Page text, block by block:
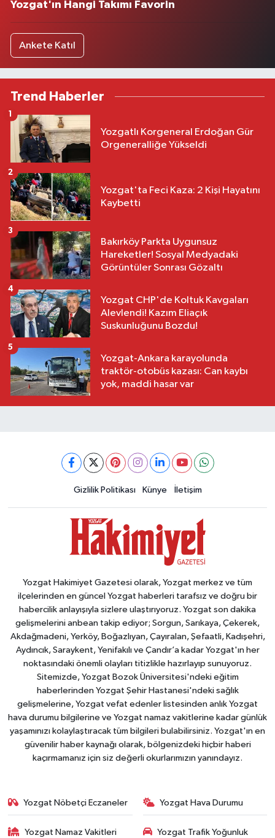
Yozgat'ın Hangi Takımı Favorin
Ankete Katıl
Trend Haberler
Yozgatlı Korgeneral Erdoğan Gür
Orgeneralliğe Yükseldi
1
Yozgat'ta Feci Kaza: 2 Kişi Hayatını
Kaybetti
2
Bakırköy Parkta Uygunsuz
Hareketler! Sosyal Medyadaki
Görüntüler Sonrası Gözaltı
3
Yozgat CHP'de Koltuk Kavgaları
Alevlendi! Kazım Eliaçık
Suskunluğunu Bozdu!
4
Yozgat-Ankara karayolunda
traktör-otobüs kazası: Can kaybı
yok, maddi hasar var
5
Gizlilik Politikası Künye İletişim
Yozgat Hakimiyet Gazetesi olarak, Yozgat merkez ve tüm
ilçelerinden en güncel Yozgat haberleri tarafsız ve doğru bir
habercilik anlayışıyla sizlere ulaştırıyoruz. Yozgat son dakika
gelişmelerini anbean takip ediyor; Sorgun, Sarıkaya, Çekerek,
Akdağmadeni, Yerköy, Boğazlıyan, Çayıralan, Şefaatli, Kadışehri,
Aydıncık, Saraykent, Yenifakılı ve Çandır’a kadar Yozgat'ın her
noktasındaki önemli olayları titizlikle hazırlayıp sunuyoruz.
Sitemizde, Yozgat Bozok Üniversitesi'ndeki eğitim
haberlerinden Yozgat Şehir Hastanesi'ndeki sağlık
gelişmelerine, Yozgat vefat edenler listesinden anlık Yozgat
hava durumu bilgilerine ve Yozgat namaz vakitlerine kadar günlük
yaşamınızı kolaylaştıracak tüm bilgileri bulabilirsiniz. Yozgat'ın en
güvenilir haber kaynağı olarak, bölgenizdeki hiçbir haberi
kaçırmamanız için siz değerli okurlarımızın yanındayız.
Yozgat Nöbetçi Eczaneler Yozgat Hava Durumu
Yozgat Namaz Vakitleri
Yozgat Trafik Yoğunluk